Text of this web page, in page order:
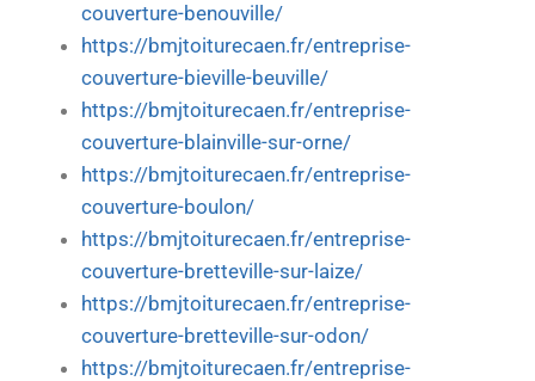
couverture-benouville/
https://bmjtoiturecaen.fr/entreprise-
couverture-bieville-beuville/
https://bmjtoiturecaen.fr/entreprise-
couverture-blainville-sur-orne/
https://bmjtoiturecaen.fr/entreprise-
couverture-boulon/
https://bmjtoiturecaen.fr/entreprise-
couverture-bretteville-sur-laize/
https://bmjtoiturecaen.fr/entreprise-
couverture-bretteville-sur-odon/
https://bmjtoiturecaen.fr/entreprise-